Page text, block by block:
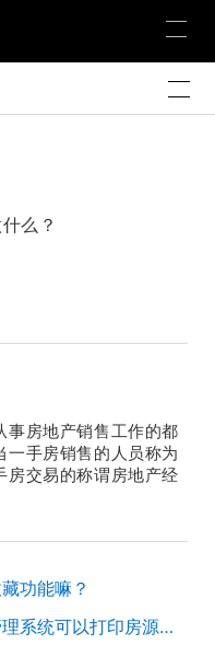
么？
事房地产销售工作的都
一手房销售的人员称为
房交易的称谓房地产经
功能嘛？
有没有房产中介管理系统可以打印房源贴的？